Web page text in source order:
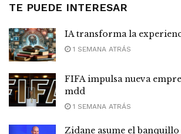
TE PUEDE INTERESAR
IA transforma la
1 SEMANA ATRÁS
FIFA impulsa nueva
mdd
1 SEMANA ATRÁS
Zidane asume el